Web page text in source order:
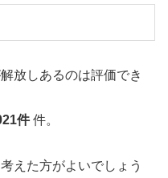
放しあるのは評価でき
件件。
えた方がよいでしょう